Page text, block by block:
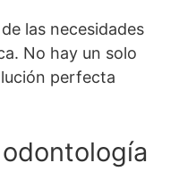
las necesidades
No hay un solo
perfecta